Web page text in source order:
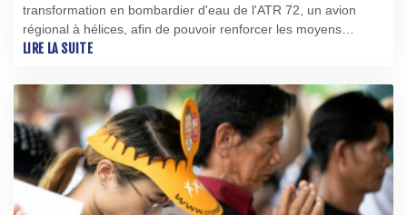
transformation en bombardier d'eau de l'ATR 72, un avion
régional à hélices, afin de pouvoir renforcer les moyens
aériens de lutte anti-incendie dès 2029 face à la multiplication
LIRE LA SUITE